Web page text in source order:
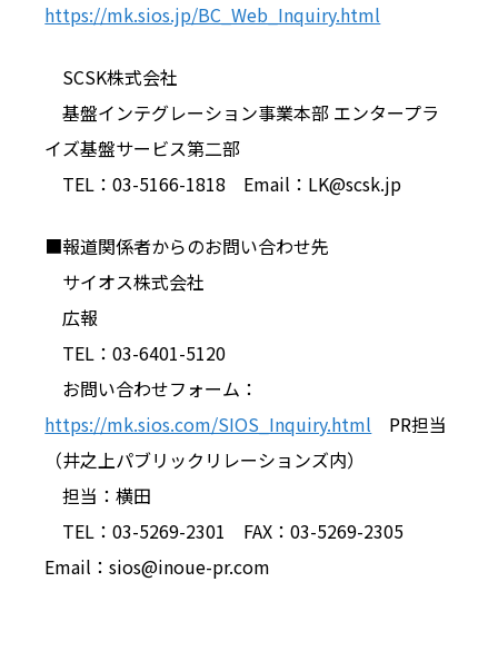
https://mk.sios.jp/BC_Web_Inquiry.html
SCSK株式会社
基盤インテグレーション事業本部 エンタープラ
イズ基盤サービス第二部
TEL：03-5166-1818 Email：LK@scsk.jp
■報道関係者からのお問い合わせ先
サイオス株式会社
広報
TEL：03-6401-5120
お問い合わせフォーム：
https://mk.sios.com/SIOS_Inquiry.html PR担当
（井之上パブリックリレーションズ内）
担当：横田
TEL ：03-5269-2301 FAX ：03-5269-2305
Email：sios@inoue-pr.com